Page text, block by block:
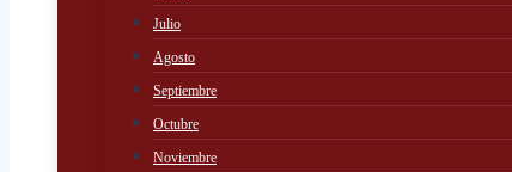
Julio
Agosto
Septiembre
Octubre
Noviembre